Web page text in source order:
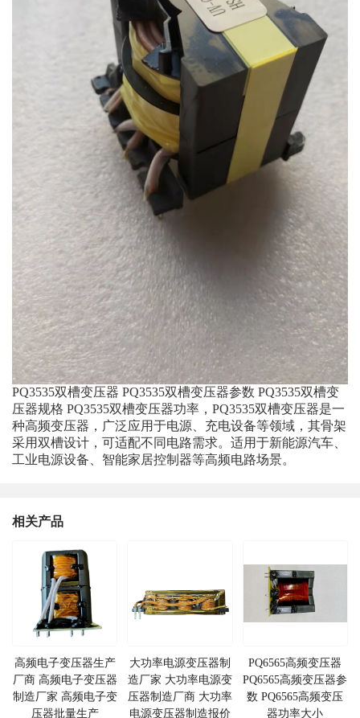
PQ3535双槽变压器 PQ3535双槽变压器参数 PQ3535双槽变
压器规格 PQ3535双槽变压器功率，PQ3535双槽变压器是一
种高频变压器，广泛应用于电源、充电设备等领域，其骨架
采用双槽设计，可适配不同电路需求。适用于新能源汽车、
工业电源设备、智能家居控制器等高频电路场景。
相关产品
高频电子变压器生产
厂商 高频电子变压器
制造厂家 高频电子变
压器批量生产
​大功率电源变压器制
造厂家 ​大功率电源变
压器制造厂商 ​大功率
电源变压器制造报价
PQ6565高频变压器
PQ6565高频变压器参
数 PQ6565高频变压
器功率大小